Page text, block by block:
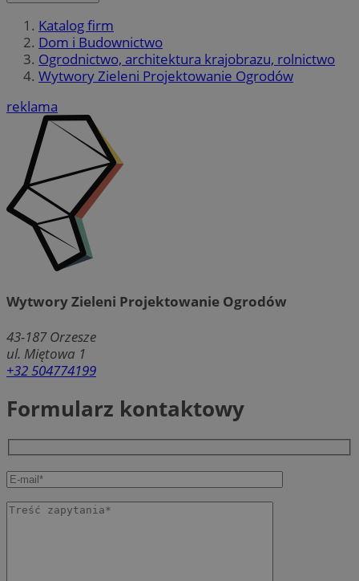
Katalog firm
Dom i Budownictwo
Ogrodnictwo, architektura krajobrazu, rolnictwo
Wytwory Zieleni Projektowanie Ogrodów
reklama
Wytwory Zieleni Projektowanie Ogrodów
43-187 Orzesze
ul. Miętowa 1
+32 504774199
Formularz kontaktowy